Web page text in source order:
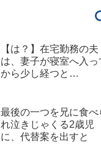
【は？】在宅勤務の夫
は、妻子が寝室へ入っ
から少し経つと…
最後の一つを兄に食べ
れ泣きじゃくる2歳児
に、代替案を出すと